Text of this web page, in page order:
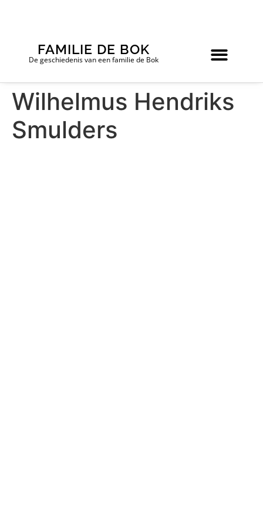
FAMILIE DE BOK
De geschiedenis van een familie de Bok
Wilhelmus Hendriks
Smulders